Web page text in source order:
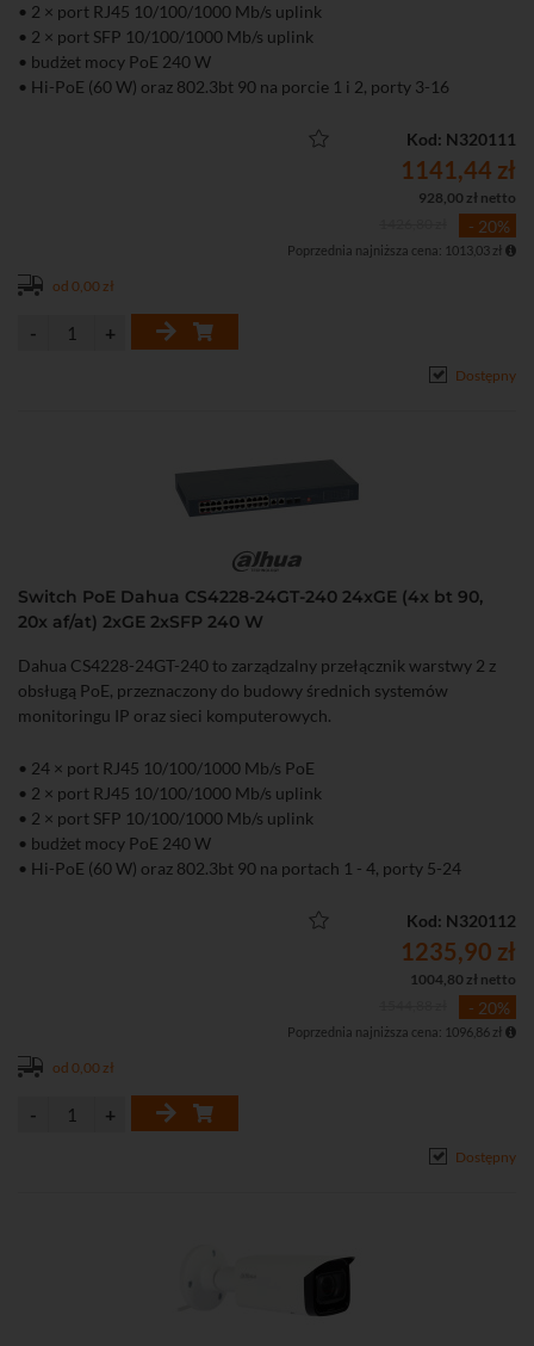
• 2 × port RJ45 10/100/1000 Mb/s uplink
• 2 × port SFP 10/100/1000 Mb/s uplink
• budżet mocy PoE 240 W
• Hi-PoE (60 W) oraz 802.3bt 90 na porcie 1 i 2, porty 3-16
• Zarządzanie lokalne (WWW), aplikacja mobilna oraz chmura
• Funkcja PoE Watchdog automatycznie restartująca zawieszone
• Obsługa VLAN, Port Isolation, Port Mirroring, LLDP oraz
ochrony przed pętlami sieciowymi
• Metalowa obudowa przystosowana do montażu w szafie rack 19"
Kod: N320111
1141,44 zł
928,00 zł netto
- 20%
Poprzednia najniższa cena: 1013,03 zł
od 0,00 zł
Dostępny
Switch PoE Dahua CS4228-24GT-240 24xGE (4x bt 90,
20x af/at) 2xGE 2xSFP 240 W
Dahua CS4228-24GT-240 to zarządzalny przełącznik warstwy 2 z
obsługą PoE, przeznaczony do budowy średnich systemów
monitoringu IP oraz sieci komputerowych.
• 24 × port RJ45 10/100/1000 Mb/s PoE
• 2 × port RJ45 10/100/1000 Mb/s uplink
• 2 × port SFP 10/100/1000 Mb/s uplink
• budżet mocy PoE 240 W
• Hi-PoE (60 W) oraz 802.3bt 90 na portach 1 - 4, porty 5-24
• Zarządzanie lokalne (WWW), aplikacja mobilna oraz chmura
• Funkcja PoE Watchdog automatycznie restartująca zawieszone
• Obsługa VLAN, Port Isolation, Port Mirroring, LLDP oraz
ochrony przed pętlami sieciowymi
• Metalowa obudowa przystosowana do montażu w szafie rack 19"
Kod: N320112
1235,90 zł
1004,80 zł netto
- 20%
Poprzednia najniższa cena: 1096,86 zł
od 0,00 zł
Dostępny